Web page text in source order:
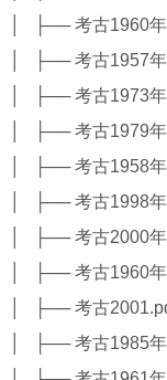
│ ├── 考古1960
│ ├── 考古1957
│ ├── 考古1973
│ ├── 考古1979
│ ├── 考古1958
│ ├── 考古1998
│ ├── 考古2000
│ ├── 考古1960
│ ├── 考古
│ ├── 考古1985